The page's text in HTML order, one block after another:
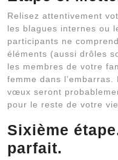
Relisez attentivement
les blagues internes ou
participants ne
éléments (aussi drôles
les membres de votre
femme dans
vœux seront
pour le reste de votre
Sixième
parfait.